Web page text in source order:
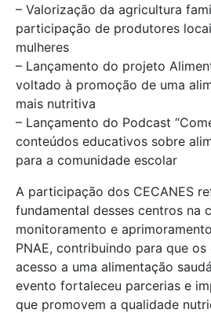
– Valorização da agricultura
participação de produtores
mulheres
– Lançamento do projeto
voltado à promoção de uma
mais nutritiva
– Lançamento do Podcast
conteúdos educativos sobre
para a comunidade escolar
A participação dos CECANES
fundamental desses centros na
monitoramento e
PNAE, contribuindo para que
acesso a uma alimentação
evento fortaleceu parcerias e
que promovem a qualidade